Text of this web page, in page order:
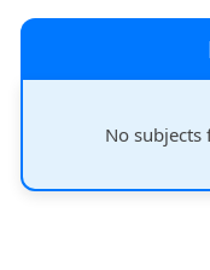
No subjects